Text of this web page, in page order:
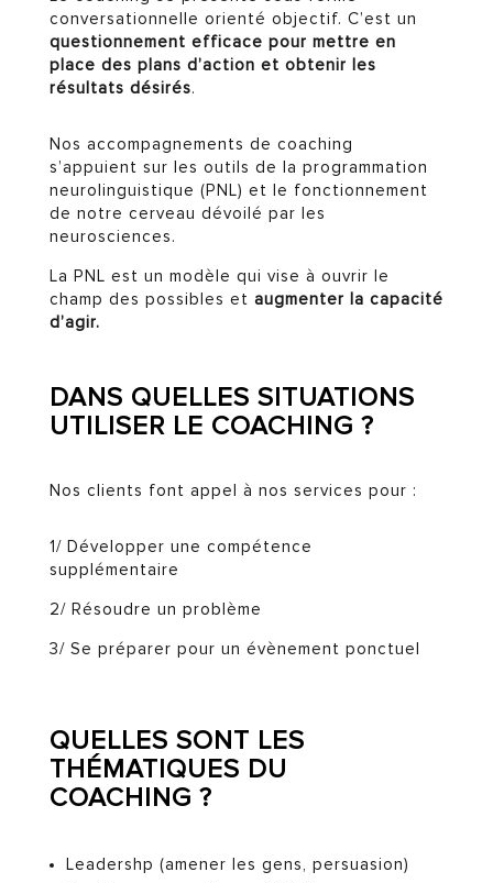
conversationnelle orienté objectif. C’est un
questionnement efficace pour mettre en
place des plans d’action et obtenir les
résultats désirés.
Nos accompagnements de coaching
s’appuient sur les outils de la programmation
neurolinguistique (PNL) et le fonctionnement
de notre cerveau dévoilé par les
neurosciences.
La PNL est un modèle qui vise à ouvrir le
champ des possibles et augmenter la capacité
d’agir.
DANS QUELLES SITUATIONS
UTILISER LE COACHING ?
Nos clients font appel à nos services pour :
1/ Développer une compétence
supplémentaire
2/ Résoudre un problème
3/ Se préparer pour un évènement ponctuel
QUELLES SONT LES
THÉMATIQUES DU
COACHING ?
Leadershp (amener les gens, persuasion)